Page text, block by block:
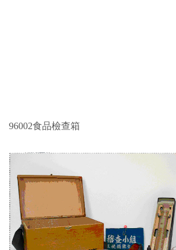
96002食品檢查箱